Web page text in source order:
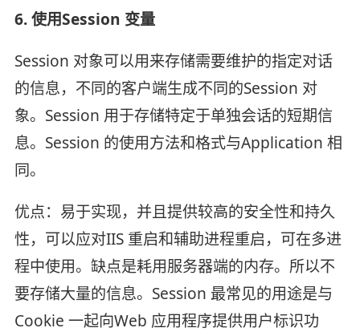
6. 使用Session 变量
Session 对象可以用来存储需要维护的指定对话
的信息，不同的客户端生成不同的Session 对
象。Session 用于存储特定于单独会话的短期信
息。Session 的使用方法和格式与Application 相
同。
优点：易于实现，并且提供较高的安全性和持久
性，可以应对IIS 重启和辅助进程重启，可在多进
程中使用。缺点是耗用服务器端的内存。所以不
要存储大量的信息。Session 最常见的用途是与
Cookie 一起向Web 应用程序提供用户标识功